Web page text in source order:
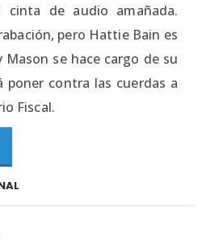
cinta de audio amañada.
pero Hattie Bain es
Mason se hace cargo de su
poner contra las cuerdas a
Fiscal.